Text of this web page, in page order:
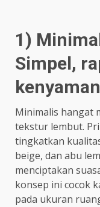
1)
Simpel,
Minimalis hangat
tekstur lembut.
tingkatkan
beige, dan abu
menciptakan
konsep ini cocok
pada ukuran